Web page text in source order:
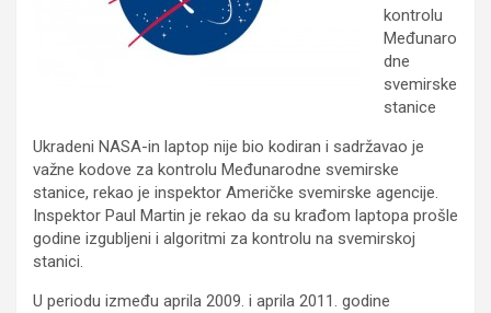
kontrolu
Međunaro
dne
svemirske
stanice
Ukradeni NASA-in laptop nije bio kodiran i sadržavao je
važne kodove za kontrolu Međunarodne svemirske
stanice, rekao je inspektor Američke svemirske agencije.
Inspektor Paul Martin je rekao da su krađom laptopa prošle
godine izgubljeni i algoritmi za kontrolu na svemirskoj
stanici.
U periodu između aprila 2009. i aprila 2011. godine